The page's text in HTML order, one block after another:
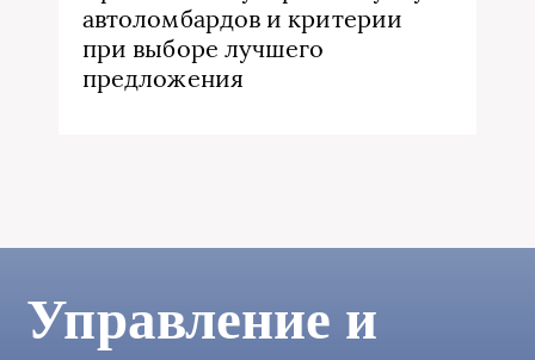
автоломбардов и критерии
при выборе лучшего
предложения
Управление и